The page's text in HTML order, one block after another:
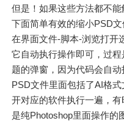
但是！如果这些方法都不
下面简单有效的缩小PSD
在界面文件-脚本-浏览打开
它自动执行操作即可，过
题的弹窗，因为代码会自
PSD文件里面包括了AI格
开对应的软件执行一遍，
是纯Photoshop里面操作的